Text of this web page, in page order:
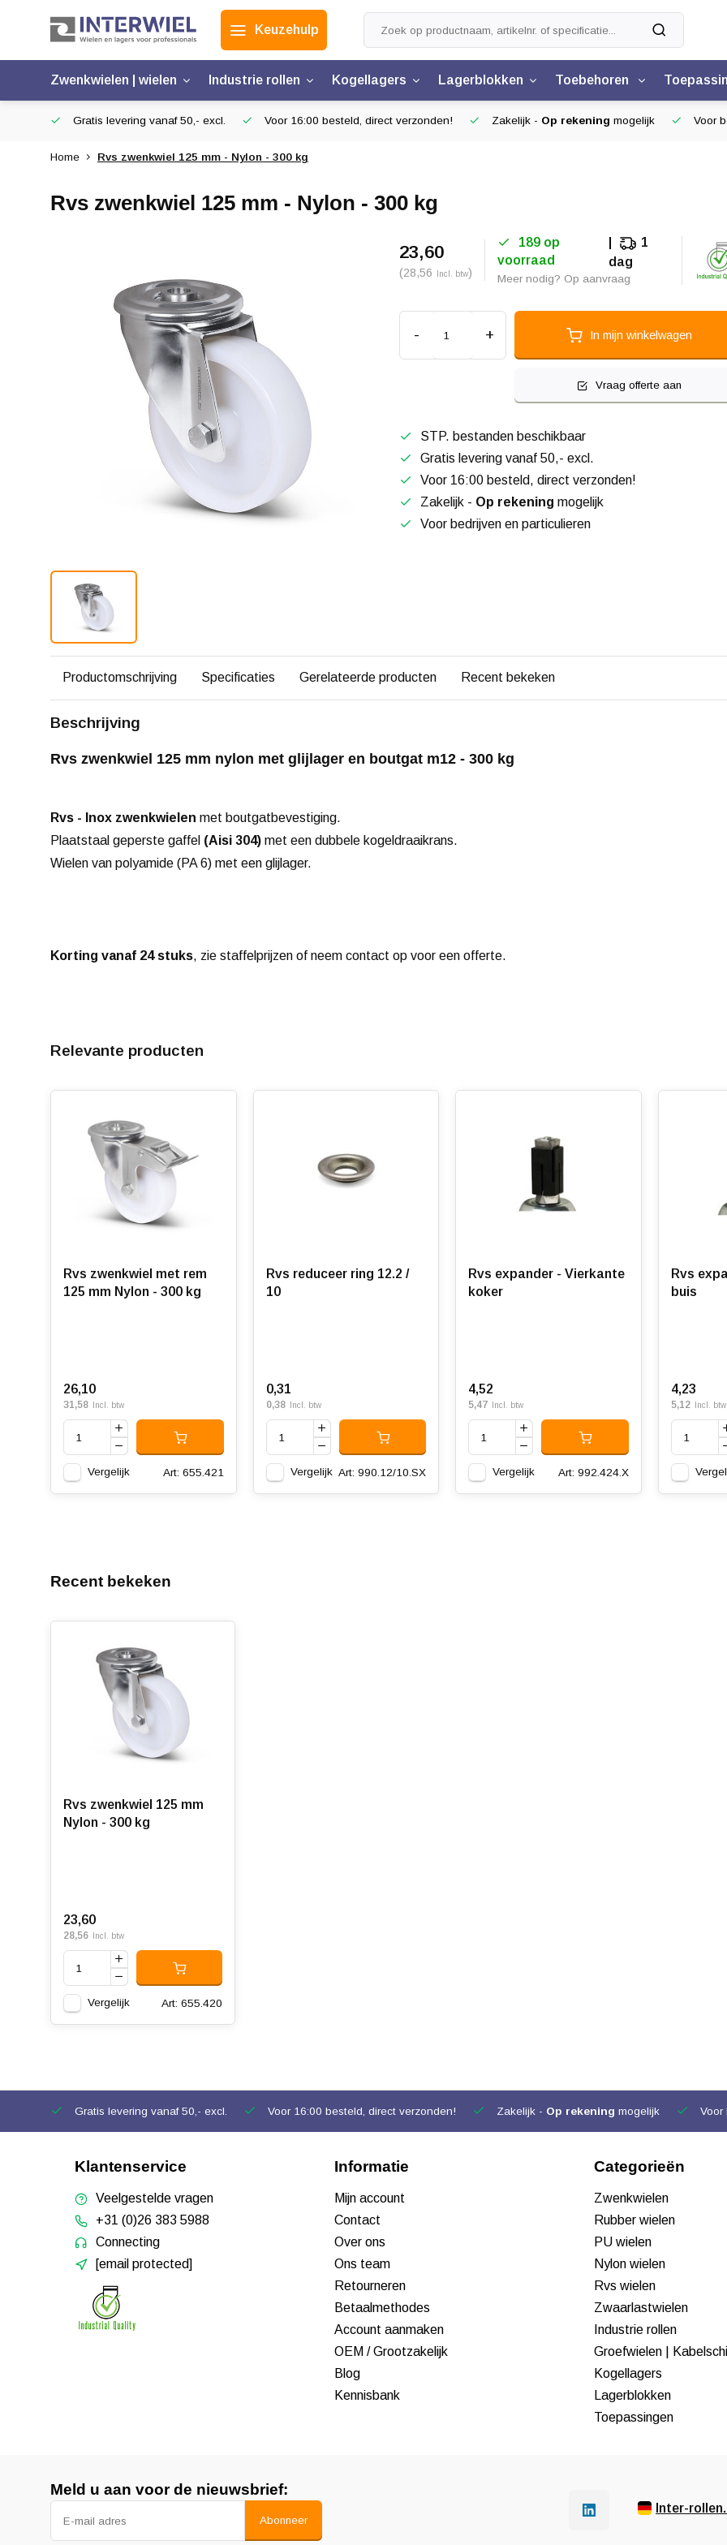
Keuzehulp
Zwenkwielen | wielen Industrie rollen Kogellagers Lagerblokken Toebehoren
Gratis levering vanaf 50,- excl. Voor 16:00 besteld, direct verzonden! Zakelijk - Op rekening mogelijk Voor
Home Rvs zwenkwiel 125 mm - Nylon - 300 kg
Rvs zwenkwiel 125 mm - Nylon - 300 kg
23,60
(28,56 Incl. btw)
189 op
voorraad
1
dag
Meer nodig? Op aanvraag
- + In mijn winkelwagen
Vraag offerte aan
STP. bestanden beschikbaar
Gratis levering vanaf 50,- excl.
Voor 16:00 besteld, direct verzonden!
Zakelijk - Op rekening mogelijk
Voor bedrijven en particulieren
Productomschrijving Specificaties Gerelateerde producten Recent bekeken
Beschrijving
Rvs zwenkwiel 125 mm nylon met glijlager en boutgat m12 - 300 kg
Rvs - Inox zwenkwielen met boutgatbevestiging.
Plaatstaal geperste gaffel (Aisi 304) met een dubbele kogeldraaikrans.
Wielen van polyamide (PA 6) met een glijlager.
Korting vanaf 24 stuks, zie staffelprijzen of neem contact op voor een offerte.
Relevante producten
Rvs zwenkwiel met rem
125 mm Nylon - 300 kg
26,10
31,58 Incl. btw
Vergelijk Art: 655.421
Rvs reduceer ring 12.2 /
10
0,31
0,38 Incl. btw
Vergelijk Art: 990.12/10.SX
Rvs expander - Vierkante
koker
4,52
5,47 Incl. btw
Vergelijk Art: 992.424.X
Rvs
buis
4,23
5,12 Incl. btw
Recent bekeken
Rvs zwenkwiel 125 mm
Nylon - 300 kg
23,60
28,56 Incl. btw
Vergelijk Art: 655.420
Gratis levering vanaf 50,- excl. Voor 16:00 besteld, direct verzonden! Zakelijk - Op rekening mogelijk Voor
Klantenservice
Veelgestelde vragen
+31 (0)26 383 5988
Connecting
[email protected]
Informatie
Mijn account
Contact
Over ons
Ons team
Retourneren
Betaalmethodes
Account aanmaken
OEM / Grootzakelijk
Blog
Kennisbank
Categorieën
Zwenkwielen
Rubber wielen
PU wielen
Nylon wielen
Rvs wielen
Zwaarlastwielen
Industrie rollen
Groefwielen |
Kogellagers
Lagerblokken
Toepassingen
Meld u aan voor de nieuwsbrief:
Abonneer
Inter-